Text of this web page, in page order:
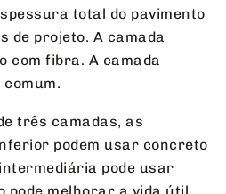
total do pavimento
de projeto. A camada
com fibra. A camada
três camadas, as
podem usar concreto
pode usar
pode melhorar a vida útil,